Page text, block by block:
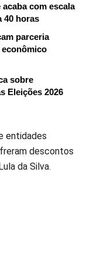
com escala
40 horas
parceria
sobre
Eleições 2026
entidades
descontos
da Silva.